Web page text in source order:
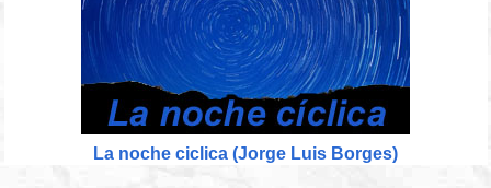
La noche ciclica (Jorge Luis Borges)